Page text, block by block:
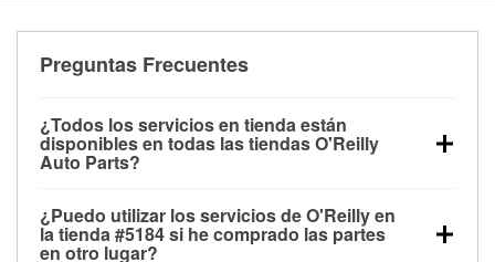
Preguntas Frecuentes
¿Todos los servicios en tienda están
disponibles en todas las tiendas O'Reilly
Auto Parts?
las pruebas de batería, pruebas de alternador y
motor de arranque, revisión de la luz “Check Engine”
¿Puedo utilizar los servicios de O'Reilly en
la tienda #5184 si he comprado las partes
en otro lugar?